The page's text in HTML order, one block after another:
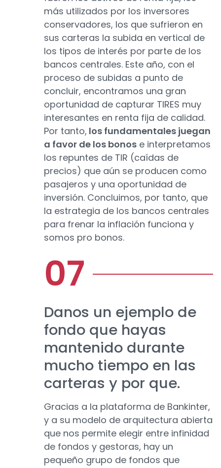
más utilizados por los inversores
conservadores, los que sufrieron en
sus carteras la subida en vertical de
los tipos de interés por parte de los
bancos centrales. Este año, con el
proceso de subidas a punto de
concluir, encontramos una gran
oportunidad de capturar TIRES muy
interesantes en renta fija de calidad.
Por tanto, los fundamentales juegan
a favor de los bonos e interpretamos
los repuntes de TIR (caídas de
precios) que aún se producen como
pasajeros y una oportunidad de
inversión. Concluimos, por tanto, que
la estrategia de los bancos centrales
para frenar la inflación funciona y
somos pro bonos.
Danos un ejemplo de
fondo que hayas
mantenido durante
mucho tiempo en las
carteras y por que.
Gracias a la plataforma de Bankinter,
y a su modelo de arquitectura abierta
que nos permite elegir entre infinidad
de fondos y gestoras, hay un
pequeño grupo de fondos que